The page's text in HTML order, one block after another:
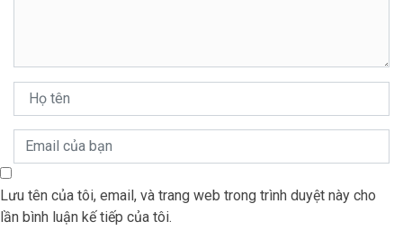
Lưu tên của tôi, email, và trang web trong trình duyệt này cho
lần bình luận kế tiếp của tôi.